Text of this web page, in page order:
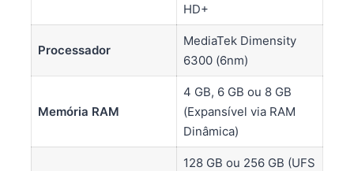
HD+
Processador
MediaTek Dimensity
6300 (6nm)
Memória RAM
4 GB, 6 GB ou 8 GB
(Expansível via RAM
Dinâmica)
128 GB ou 256 GB (UFS